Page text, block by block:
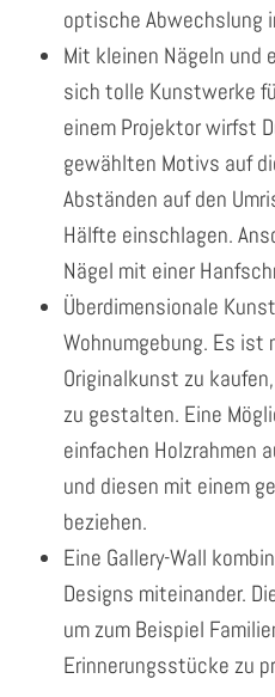
optische Abwechslung
Mit kleinen Nägeln und
sich tolle Kunstwerke
einem Projektor wirfst
gewählten Motivs auf
Abständen auf den
Hälfte einschlagen.
Nägel mit einer
Überdimensionale
Wohnumgebung. Es
Originalkunst zu
zu gestalten. Eine
einfachen Holzrahmen
und diesen mit einem
beziehen.
Eine Gallery-Wall
Designs miteinander.
um zum Beispiel
Erinnerungsstücke zu